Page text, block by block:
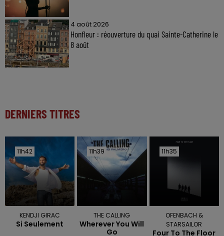
4 août 2026
Honfleur : réouverture du quai Sainte-Catherine le
8 août
DERNIERS TITRES
11h42
11h42
KENDJI GIRAC
Si Seulement
11h39
11h39
THE CALLING
Wherever You Will
Go
11h35
11h35
OFENBACH &
STARSAILOR
Four To The Floor